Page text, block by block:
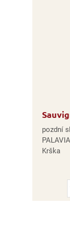
pozdní
Krška